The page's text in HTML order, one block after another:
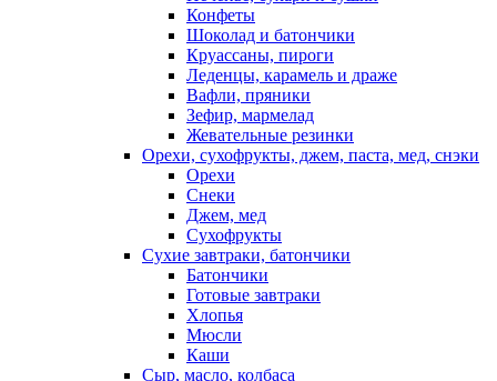
Конфеты
Шоколад и батончики
Круассаны, пироги
Леденцы, карамель и драже
Вафли, пряники
Зефир, мармелад
Жевательные резинки
Орехи, сухофрукты, джем, паста, мед, снэки
Орехи
Снеки
Джем, мед
Сухофрукты
Сухие завтраки, батончики
Батончики
Готовые завтраки
Хлопья
Мюсли
Каши
Сыр, масло, колбаса